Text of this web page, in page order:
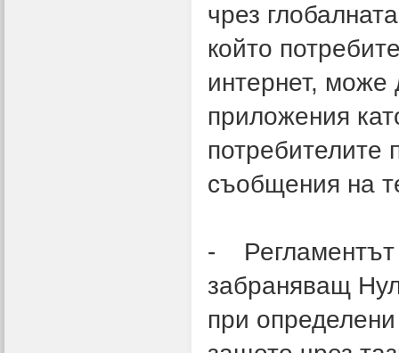
чрез
който
интернет, може
приложения
потребителите
съобщения на
- Регламентът
забраняващ
при